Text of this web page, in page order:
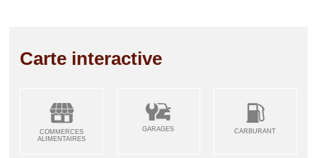
Carte interactive
COMMERCES
ALIMENTAIRES
GARAGES CARBURANT